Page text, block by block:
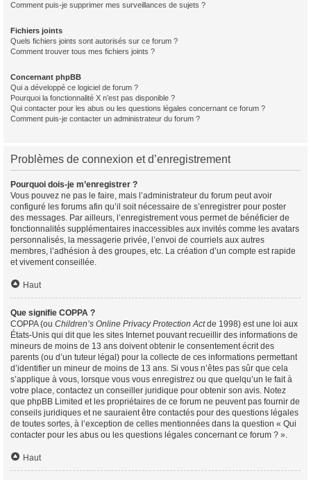
Comment puis-je supprimer mes surveillances de sujets ?
Fichiers joints
Quels fichiers joints sont autorisés sur ce forum ?
Comment trouver tous mes fichiers joints ?
Concernant phpBB
Qui a développé ce logiciel de forum ?
Pourquoi la fonctionnalité X n’est pas disponible ?
Qui contacter pour les abus ou les questions légales concernant ce forum ?
Comment puis-je contacter un administrateur du forum ?
Problèmes de connexion et d’enregistrement
Pourquoi dois-je m’enregistrer ?
Vous pouvez ne pas le faire, mais l’administrateur du forum peut avoir
configuré les forums afin qu’il soit nécessaire de s’enregistrer pour poster
des messages. Par ailleurs, l’enregistrement vous permet de bénéficier de
fonctionnalités supplémentaires inaccessibles aux invités comme les avatars
personnalisés, la messagerie privée, l’envoi de courriels aux autres
membres, l’adhésion à des groupes, etc. La création d’un compte est rapide
et vivement conseillée.
Haut
Que signifie COPPA ?
COPPA (ou Children’s Online Privacy Protection Actde 1998) est une loi aux
États-Unis qui dit que les sites Internet pouvant recueillir des informations de
mineurs de moins de 13 ans doivent obtenir le consentement écrit des
parents (ou d’un tuteur légal) pour la collecte de ces informations permettant
d’identifier un mineur de moins de 13 ans. Si vous n’êtes pas sûr que cela
s’applique à vous, lorsque vous vous enregistrez ou que quelqu’un le fait à
votre place, contactez un conseiller juridique pour obtenir son avis. Notez
que phpBB Limited et les propriétaires de ce forum ne peuvent pas fournir de
conseils juridiques et ne sauraient être contactés pour des questions légales
de toutes sortes, à l’exception de celles mentionnées dans la question « Qui
contacter pour les abus ou les questions légales concernant ce forum ? ».
Haut